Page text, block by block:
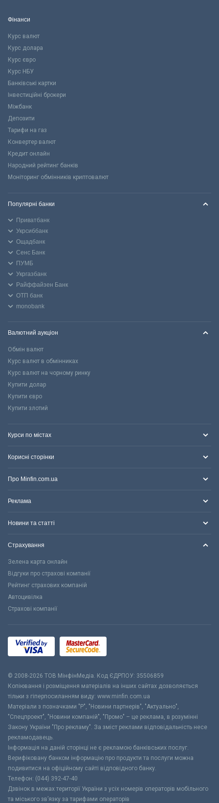
Фінанси
Курс валют
Курс долара
Курс євро
Курс НБУ
Банківські картки
Інвестиційні брокери
Міжбанк
Депозити
Тарифи на газ
Конвертер валют
Кредит онлайн
Народний рейтинг банків
Моніторинг обмінників криптовалют
Популярні банки
Приватбанк
Укрсиббанк
Ощадбанк
Сенс Банк
ПУМБ
Укргазбанк
Райффайзен Банк
ОТП банк
monobank
Валютний аукціон
Обмін валют
Курс валют в обмінниках
Курс валют на чорному ринку
Купити долар
Купити євро
Купити злотий
Курси по містах
Корисні сторінки
Про Minfin.com.ua
Реклама
Новини та статті
Страхування
Зелена карта онлайн
Відгуки про страхові компанії
Рейтинг страхових компаній
Автоцивілка
Страхові компанії
© 2008-2026 ТОВ МiнфiнМедiа. Код ЄДРПОУ: 35506859
Копіювання і розміщення матеріалів на інших сайтах дозволяється
тільки з гіперпосиланням виду: www.minfin.com.ua
Матеріали з позначками "Р", "Новини партнерів", "Актуально",
"Спецпроект", "Новини компаній", "Промо" – це реклама, в розумінні
Закону України "Про рекламу". За зміст реклами відповідальність несе
рекламодавець.
Інформація на даній сторінці не є рекламою банківських послуг.
Верифіковану банком інформацію про продукти та послуги можна
подивитися на офіційному сайті відповідного банку.
Телефон: (044) 392-47-40
Дзвінок в межах території України з усіх номерів операторів мобільного
та міського зв’язку за тарифами операторів